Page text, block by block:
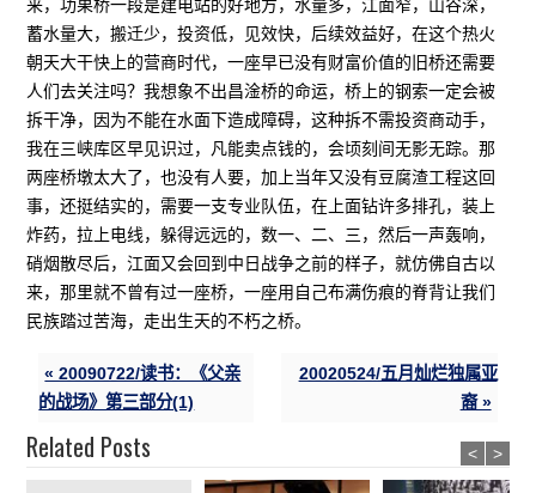
来，功果桥一段是建电站的好地方，水量多，江面窄，山谷深，
蓄水量大，搬迁少，投资低，见效快，后续效益好，在这个热火
朝天大干快上的营商时代，一座早已没有财富价值的旧桥还需要
人们去关注吗？我想象不出昌淦桥的命运，桥上的钢索一定会被
拆干净，因为不能在水面下造成障碍，这种拆不需投资商动手，
我在三峡库区早见识过，凡能卖点钱的，会顷刻间无影无踪。那
两座桥墩太大了，也没有人要，加上当年又没有豆腐渣工程这回
事，还挺结实的，需要一支专业队伍，在上面钻许多排孔，装上
炸药，拉上电线，躲得远远的，数一、二、三，然后一声轰响，
硝烟散尽后，江面又会回到中日战争之前的样子，就仿佛自古以
来，那里就不曾有过一座桥，一座用自己布满伤痕的脊背让我们
民族踏过苦海，走出生天的不朽之桥。
« 20090722/读书：《父亲
的战场》第三部分(1)
20020524/五月灿烂独属亚
裔 »
Related Posts < >